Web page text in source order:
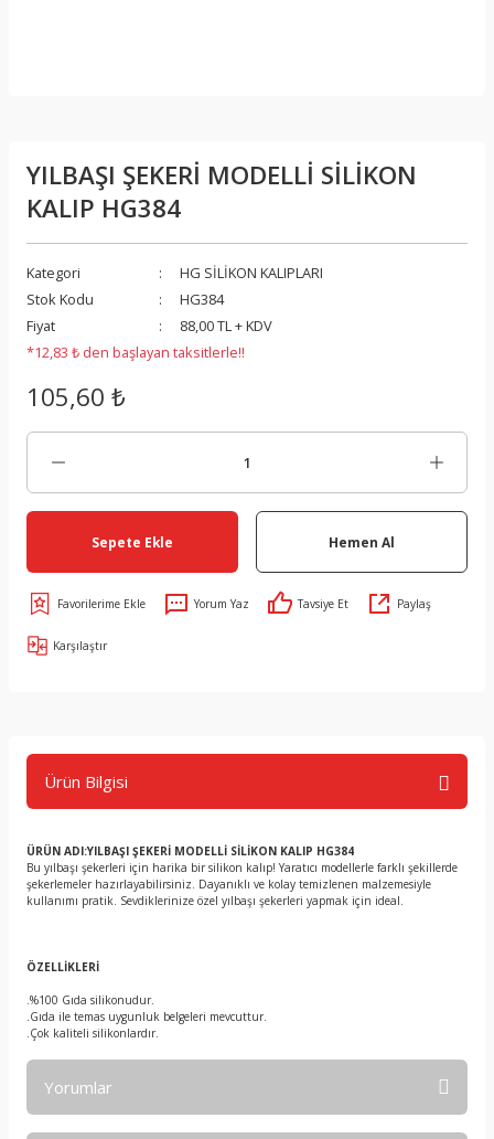
YILBAŞI ŞEKERİ MODELLİ SİLİKON
KALIP HG384
Kategori
HG SİLİKON KALIPLARI
Stok Kodu
HG384
Fiyat
88,00 TL + KDV
*12,83 ₺ den başlayan taksitlerle!!
105,60 ₺
Sepete Ekle Hemen Al
Yorum Yaz Tavsiye Et Paylaş
Karşılaştır
Ürün Bilgisi
ÜRÜN ADI:YILBAŞI ŞEKERİ MODELLİ SİLİKON KALIP HG384
Bu yılbaşı şekerleri için harika bir silikon kalıp! Yaratıcı modellerle farklı şekillerde
şekerlemeler hazırlayabilirsiniz. Dayanıklı ve kolay temizlenen malzemesiyle
kullanımı pratik. Sevdiklerinize özel yılbaşı şekerleri yapmak için ideal.
ÖZELLİKLERİ
.%100 Gıda silikonudur.
.Gıda ile temas uygunluk belgeleri mevcuttur.
.Çok kaliteli silikonlardır.
Yorumlar